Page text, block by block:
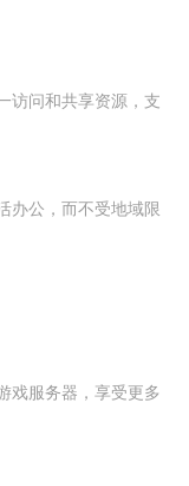
访问和共享资源，支
办公，而不受地域限
戏服务器，享受更多